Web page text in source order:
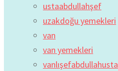
ustaabdullahşef
uzakdoğu yemekleri
van
van yemekleri
vanlışefabdullahusta